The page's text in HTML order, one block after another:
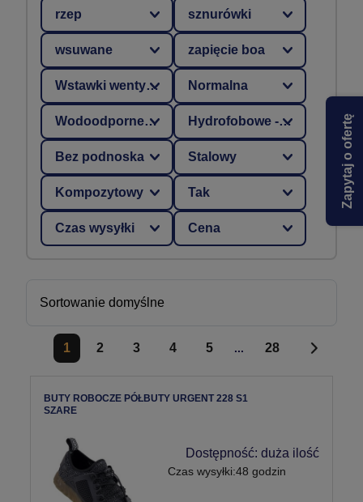
rzep sznurówki
wsuwane zapięcie boa
Wstawki wentylacyjne Normalna
Wodoodporne - pełna szczelność Hydrofobowe - ograniczona wchłanialność wody
Bez podnoska Stalowy
Kompozytowy Tak
Czas wysyłki Cena
1 2 3 4 5 ... 28
BUTY ROBOCZE PÓŁBUTY URGENT 228 S1
SZARE
Dostępność: duża ilość
Czas wysyłki:48 godzin
Zapytaj o ofertę